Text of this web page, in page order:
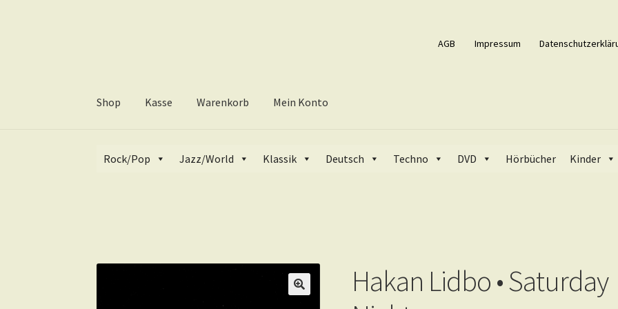
AGB Impressum
Shop Kasse Warenkorb Mein Konto
Rock/Pop Jazz/World Klassik Deutsch Techno DVD Hörbücher Kinder
Hakan Lidbo • Saturday